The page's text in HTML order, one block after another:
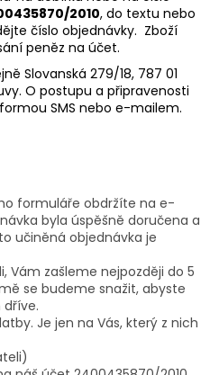
2010, do textu nebo
číslo objednávky. Zboží
peněz na účet.
Slovanská 279/18, 787 01
O postupu a připravenosti
SMS nebo e-mailem.
formuláře obdržíte na e-
byla úspěšně doručena a
učiněná objednávka je
Vám zašleme nejpozději do 5
se budeme snažit, abyste
Je jen na Vás, který z nich